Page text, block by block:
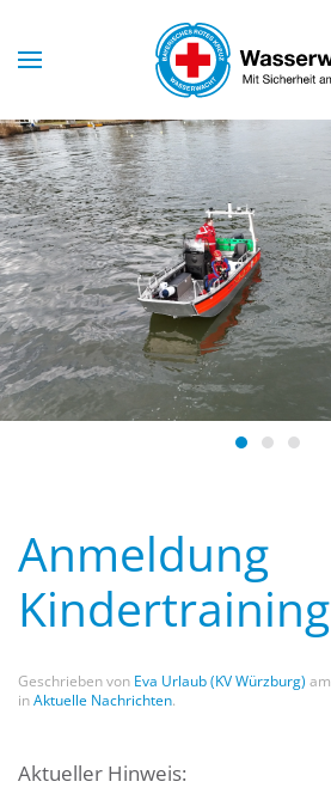
Skip to main content
Anmeldung
Kindertraining
Geschrieben von Eva Urlaub (KV Würzburg) am
inAktuelle Nachrichten.
Aktueller Hinweis: